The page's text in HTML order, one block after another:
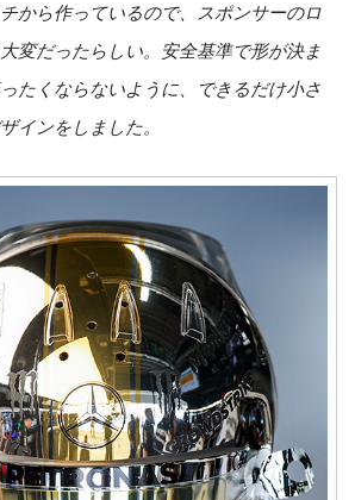
から作っているので、スポンサーのロ
変だったらしい。安全基準で形が決ま
たくならないように、できるだけ小さ
インをしました。